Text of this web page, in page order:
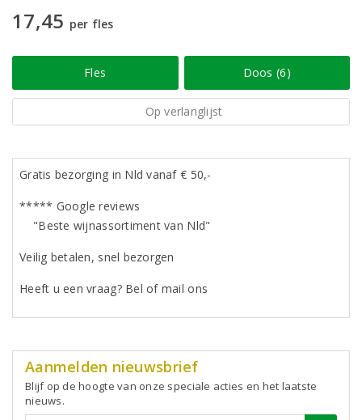
17,45 per fles
Fles Doos (6)
Op verlanglijst
Gratis bezorging in Nld vanaf € 50,-
***** Google reviews
"Beste wijnassortiment van Nld"
Veilig betalen, snel bezorgen
Heeft u een vraag? Bel of mail ons
Aanmelden nieuwsbrief
Blijf op de hoogte van onze speciale acties en het laatste
nieuws.